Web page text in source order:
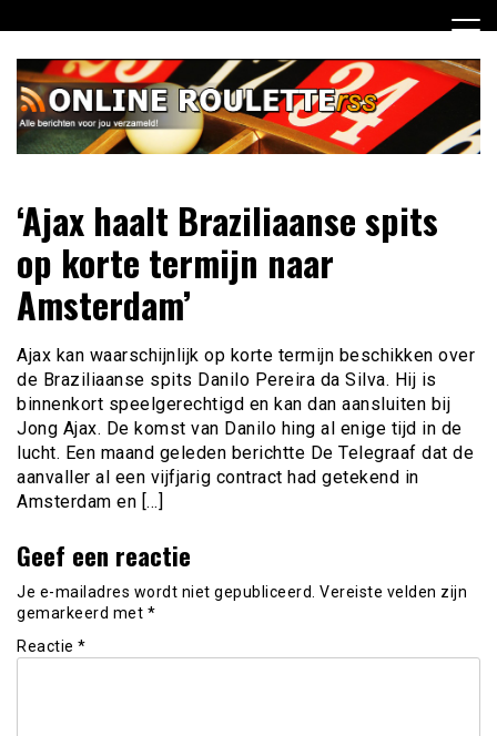
naar
inhoud
Online Roulette RSS
verzameld
‘Ajax haalt Braziliaanse spits
op korte termijn naar
Amsterdam’
Ajax kan waarschijnlijk op korte termijn beschikken over
de Braziliaanse spits Danilo Pereira da Silva. Hij is
binnenkort speelgerechtigd en kan dan aansluiten bij
Jong Ajax. De komst van Danilo hing al enige tijd in de
lucht. Een maand geleden berichtte De Telegraaf dat de
aanvaller al een vijfjarig contract had getekend in
Amsterdam en […]
Geef een reactie
Je e-mailadres wordt niet gepubliceerd. Vereiste velden zijn
gemarkeerd met *
Reactie *